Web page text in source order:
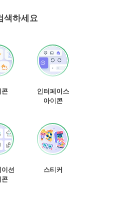
색하세요
콘
인터페이스
아이콘
션
콘
스티커